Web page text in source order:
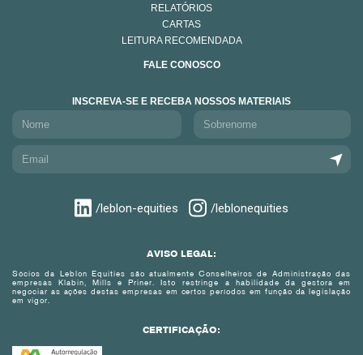
RELATÓRIOS
CARTAS
LEITURA RECOMENDADA
FALE CONOSCO
INSCREVA-SE E RECEBA NOSSOS MATERIAIS
/leblon-equities /leblonequities
AVISO LEGAL:
Sócios da Leblon Equities são atualmente Conselheiros de Administração das
empresas Klabin, Mills e Priner. Isto restringe a habilidade da gestora em
negociar as ações destas empresas em certos períodos em função da legislação
em vigor.
CERTIFICAÇÃO: